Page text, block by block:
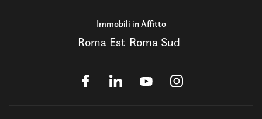
Immobili in Affitto
Roma Est Roma Sud